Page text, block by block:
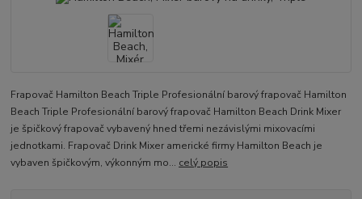
Frapovač Hamilton Beach Triple Profesionální barový frapovač Hamilton
Beach Triple Profesionální barový frapovač Hamilton Beach Drink Mixer
je špičkový frapovač vybavený hned třemi nezávislými mixovacími
jednotkami. Frapovač Drink Mixer americké firmy Hamilton Beach je
vybaven špičkovým, výkonným mo... celý popis